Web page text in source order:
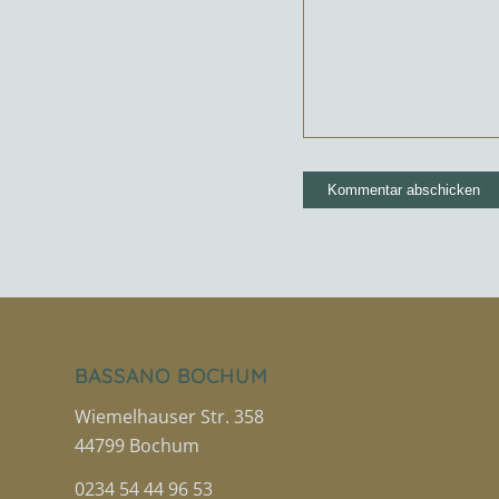
BASSANO BOCHUM
Wiemelhauser Str. 358
44799 Bochum
0234 54 44 96 53